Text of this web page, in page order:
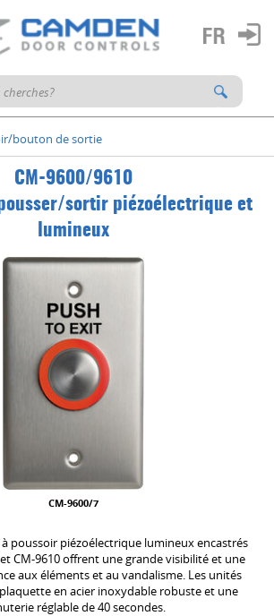
bouton de sortie
CM-9600/9610
sortir piézoélectrique et
lumineux
CM-9600/7
poussoir piézoélectrique lumineux encastrés
CM-9610 offrent une grande visibilité et une
aux éléments et au vandalisme. Les unités
en acier inoxydable robuste et une
réglable de 40 secondes.